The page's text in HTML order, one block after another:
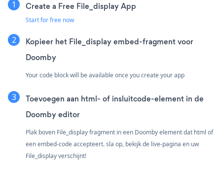
Create a Free File_display App
Start for free now
Kopieer het File_display embed-fragment voor
Doomby
Your code block will be available once you create your app
Toevoegen aan html- of insluitcode-element in de
Doomby editor
Plak boven File_display fragment in een Doomby element dat html of
een embed-code accepteert. sla op, bekijk de live-pagina en uw
File_display verschijnt!